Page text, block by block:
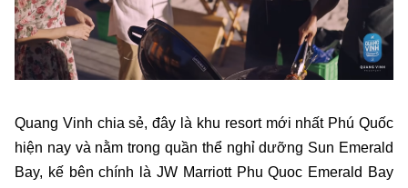
Quang Vinh chia sẻ, đây là khu resort mới nhất Phú Quốc
hiện nay và nằm trong quần thể nghỉ dưỡng Sun Emerald
Bay, kế bên chính là JW Marriott Phu Quoc Emerald Bay